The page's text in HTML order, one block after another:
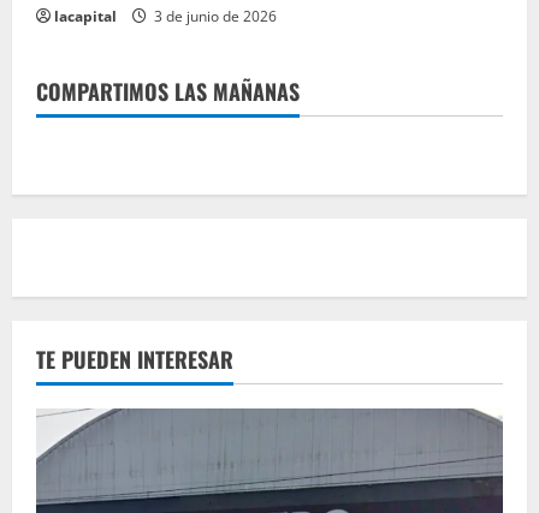
lacapital 3 de junio de 2026
COMPARTIMOS LAS MAÑANAS
TE PUEDEN INTERESAR